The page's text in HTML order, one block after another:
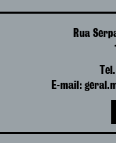
Rua
E-mail: